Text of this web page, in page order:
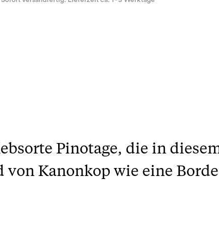
Pinotage, die in
Kanonkop wie eine